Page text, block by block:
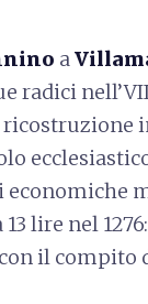
a
radici
lire nel
il